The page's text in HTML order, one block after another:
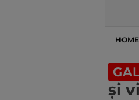
HOME
și